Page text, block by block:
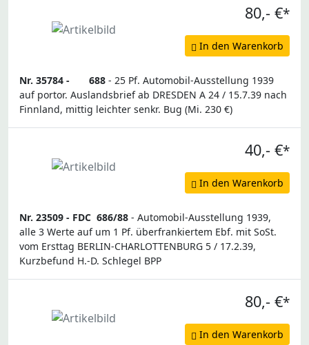
80,- €*
In den Warenkorb
Nr. 35784 - 688 - 25 Pf. Automobil-Ausstellung 1939
auf portor. Auslandsbrief ab DRESDEN A 24 / 15.7.39 nach
Finnland, mittig leichter senkr. Bug (Mi. 230 €)
40,- €*
In den Warenkorb
Nr. 23509 - FDC 686/88 - Automobil-Ausstellung 1939,
alle 3 Werte auf um 1 Pf. überfrankiertem Ebf. mit SoSt.
vom Ersttag BERLIN-CHARLOTTENBURG 5 / 17.2.39,
Kurzbefund H.-D. Schlegel BPP
80,- €*
In den Warenkorb